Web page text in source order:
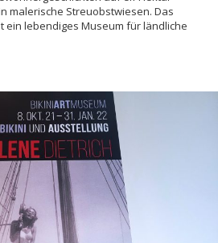
malerische Streuobstwiesen. Das
ein lebendiges Museum für ländliche
MORE